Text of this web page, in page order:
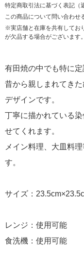
特定商取引法に基づく表記（
この商品について問い合わせ
※実店舗と在庫を共有してお
が欠品する場合がございます
有田焼の中でも特に定
昔から親しまれてき
デザインです。
丁寧に描かれている
せてくれます。
メイン料理、大皿料
す。
サイズ：
レンジ：使用可能
食洗機：使用可能